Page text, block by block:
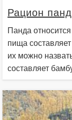
Рацион
Панда
пища
их можно
составляет